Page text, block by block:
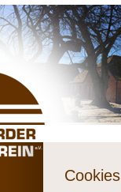
Cookies